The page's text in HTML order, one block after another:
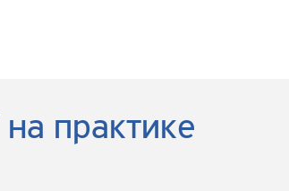
практике